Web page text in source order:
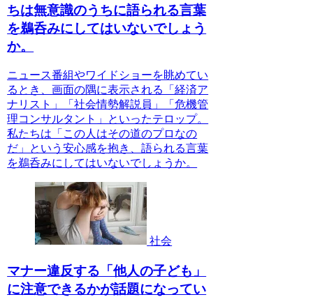
ちは無意識のうちに語られる言葉
を鵜呑みにしてはいないでしょう
か。
ニュース番組やワイドショーを眺めてい
るとき、画面の隅に表示される「経済ア
ナリスト」「社会情勢解説員」「危機管
理コンサルタント」といったテロップ。
私たちは「この人はその道のプロなの
だ」という安心感を抱き、語られる言葉
を鵜呑みにしてはいないでしょうか。
社会
マナー違反する「他人の子ども」
に注意できるかが話題になってい